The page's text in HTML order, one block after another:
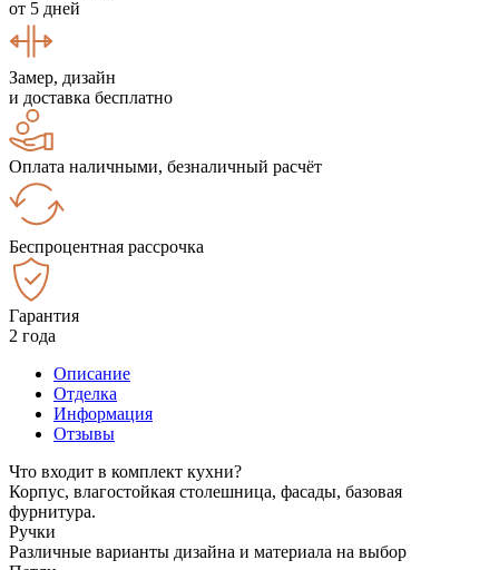
от 5 дней
Замер, дизайн
и доставка бесплатно
Оплата наличными, безналичный расчёт
Беспроцентная рассрочка
Гарантия
2 года
Описание
Отделка
Информация
Отзывы
Что входит в комплект кухни?
Корпус, влагостойкая столешница, фасады, базовая
фурнитура.
Ручки
Различные варианты дизайна и материала на выбор